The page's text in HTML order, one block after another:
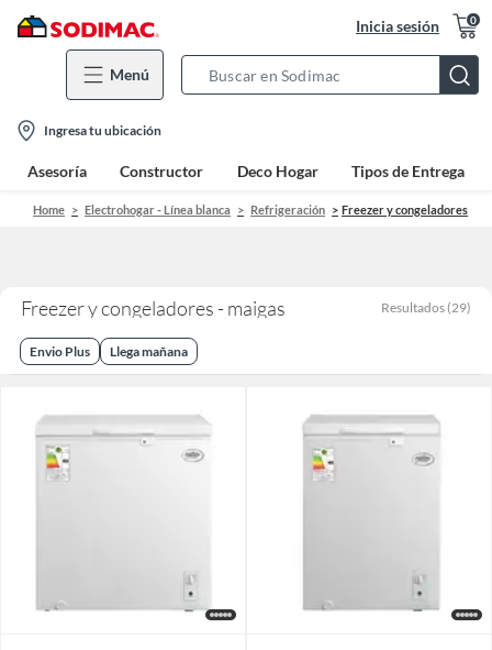
Inicia sesión 0
Menú
Bar
location-
icon
Ingresa tu ubicación
Asesoría Constructor Deco Hogar Tipos de Entrega
Home Electrohogar - Línea blanca Refrigeración Freezer y congeladores
Freezer y congeladores - maigas Resultados (29)
Envio Plus Llega mañana